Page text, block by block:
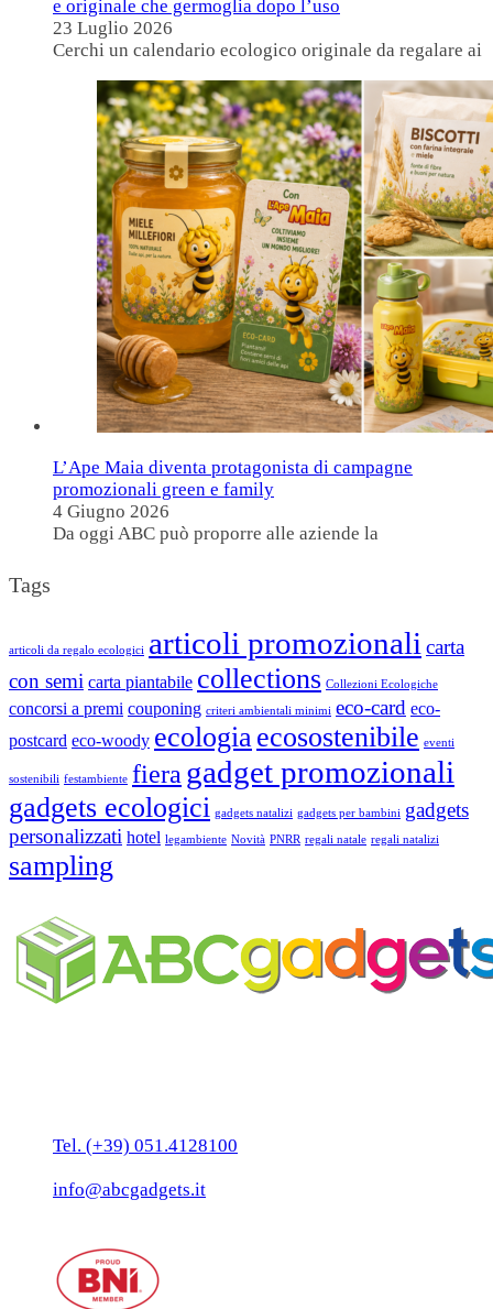
e originale che germoglia dopo l’uso
23 Luglio 2026
Cerchi un calendario ecologico originale da regalare ai
L’Ape Maia diventa protagonista di campagne
promozionali green e family
4 Giugno 2026
Da oggi ABC può proporre alle aziende la
Tags
articoli da regalo ecologici articoli promozionali carta
con semi carta piantabile collections Collezioni Ecologiche
concorsi a premi couponing criteri ambientali minimi eco-card eco-
postcard eco-woody ecologiaecosostenibile eventi
sostenibili festambiente fiera gadget promozionali
gadgets ecologici gadgets natalizi gadgets per bambini gadgets
personalizzati hotel legambiente Novità PNRR regali natale regali natalizi
sampling
Tel. (+39) 051.4128100
info@abcgadgets.it